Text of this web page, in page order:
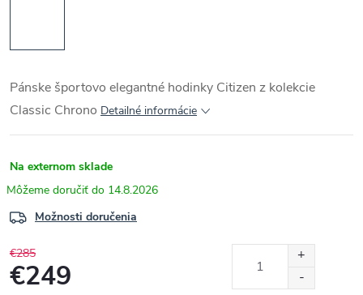
Pánske športovo elegantné hodinky Citizen z kolekcie
Classic Chrono Detailné informácie
Na externom sklade
14.8.2026
Možnosti doručenia
€285
€249